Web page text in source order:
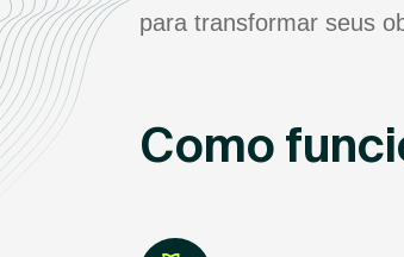
para transformar seus
Como